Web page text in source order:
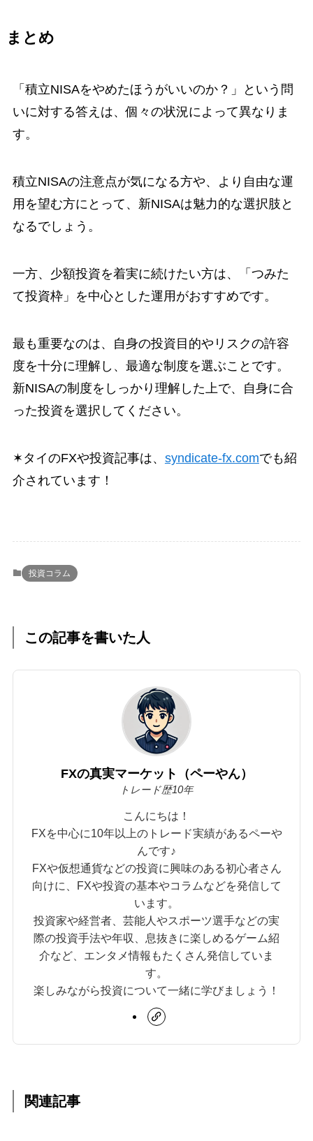
まとめ
「積立NISAをやめたほうがいいのか？」という問
いに対する答えは、個々の状況によって異なりま
す。
積立NISAの注意点が気になる方や、より自由な運
用を望む方にとって、新NISAは魅力的な選択肢と
なるでしょう。
一方、少額投資を着実に続けたい方は、「つみた
て投資枠」を中心とした運用がおすすめです。
最も重要なのは、自身の投資目的やリスクの許容
度を十分に理解し、最適な制度を選ぶことです。
新NISAの制度をしっかり理解した上で、自身に合
った投資を選択してください。
✶タイのFXや投資記事は、 syndicate-fx.comでも紹
介されています！
投資コラム
この記事を書いた人
FXの真実マーケット（ペーやん）
トレード歴10年
こんにちは！
FXを中心に10年以上のトレード実績があるペーや
んです♪
FXや仮想通貨などの投資に興味のある初心者さん
向けに、FXや投資の基本やコラムなどを発信して
います。
投資家や経営者、芸能人やスポーツ選手などの実
際の投資手法や年収、息抜きに楽しめるゲーム紹
介など、エンタメ情報もたくさん発信していま
す。
楽しみながら投資について一緒に学びましょう！
関連記事